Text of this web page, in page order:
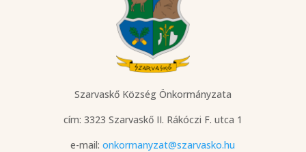
Szarvaskő Község Önkormányzata
cím: 3323 Szarvaskő II. Rákóczi F. utca 1
e-mail:onkormanyzat@szarvasko.hu